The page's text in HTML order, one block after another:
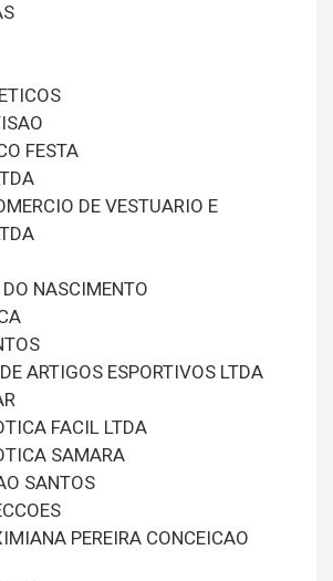
FESTA
DE VESTUARIO E
NASCIMENTO
ARTIGOS ESPORTIVOS LTDA
FACIL LTDA
SAMARA
SANTOS
PEREIRA CONCEICAO